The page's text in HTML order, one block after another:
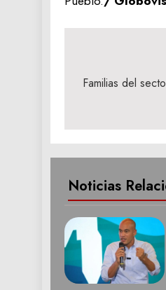
de
Familias del
Noticias